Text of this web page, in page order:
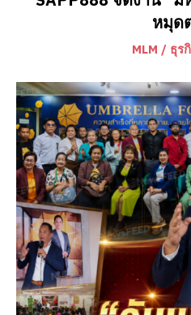
หมุด
MLM / ธุร